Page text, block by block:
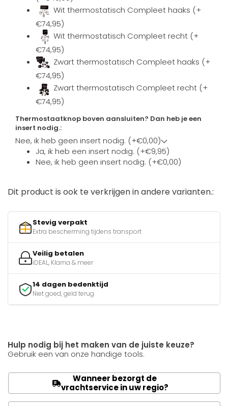
Wit thermostatisch Compleet haaks (+
€74,95)
Wit thermostatisch Compleet recht (+
€74,95)
Zwart thermostatisch Compleet haaks (+
€74,95)
Zwart thermostatisch Compleet recht (+
€74,95)
Thermostaatknop boven aansluiten? Dan heb je een
insert nodig.:
Nee, ik heb geen insert nodig. (+€0,00)
Ja, ik heb een insert nodig. (+€9,95)
Nee, ik heb geen insert nodig. (+€0,00)
Dit product is ook te verkrijgen in andere varianten.:
Stevig verpakt
Extra bescherming tijdens transport
Veilig betalen
iDEAL, Klarna & meer
14 dagen bedenktijd
Niet goed, geld terug
Hulp nodig bij het maken van de juiste keuze?
Gebruik een van onze handige tools.
Wanneer bezorgt de
vrachtservice in uw regio?